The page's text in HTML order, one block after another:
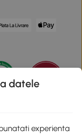
datele
experienta